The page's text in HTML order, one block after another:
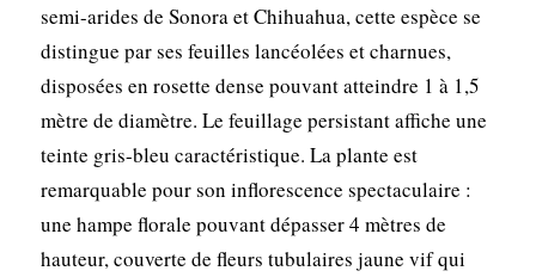
semi-arides de Sonora et Chihuahua, cette espèce se
distingue par ses feuilles lancéolées et charnues,
disposées en rosette dense pouvant atteindre 1 à 1,5
mètre de diamètre. Le feuillage persistant affiche une
teinte gris-bleu caractéristique. La plante est
remarquable pour son inflorescence spectaculaire :
une hampe florale pouvant dépasser 4 mètres de
hauteur, couverte de fleurs tubulaires jaune vif qui